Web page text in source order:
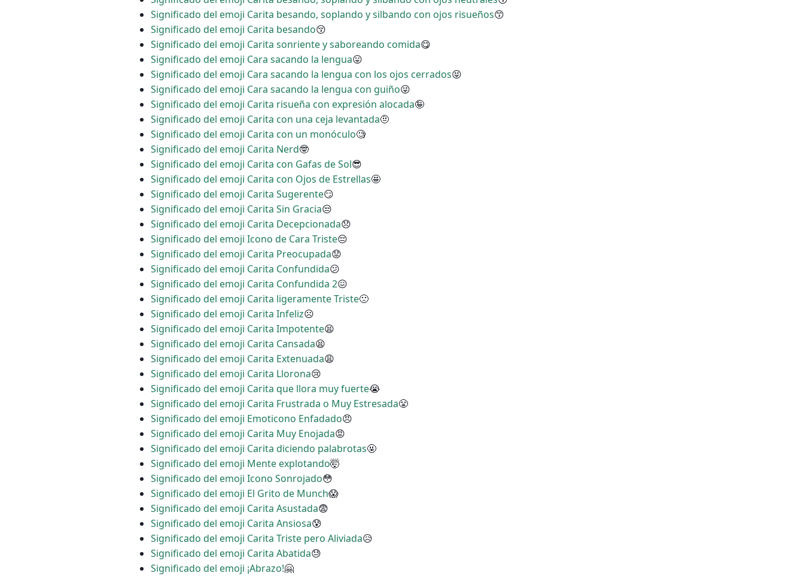
Significado del emoji Carita besando, soplando y silbando con ojos risueños😙
Significado del emoji Carita besando😚
Significado del emoji Carita sonriente y saboreando comida😋
Significado del emoji Cara sacando la lengua😛
Significado del emoji Cara sacando la lengua con los ojos cerrados😝
Significado del emoji Cara sacando la lengua con guiño😜
Significado del emoji Carita risueña con expresión alocada🤪
Significado del emoji Carita con una ceja levantada🤨
Significado del emoji Carita con un monóculo🧐
Significado del emoji Carita Nerd🤓
Significado del emoji Carita con Gafas de Sol😎
Significado del emoji Carita con Ojos de Estrellas🤩
Significado del emoji Carita Sugerente😏
Significado del emoji Carita Sin Gracia😒
Significado del emoji Carita Decepcionada😞
Significado del emoji Icono de Cara Triste😔
Significado del emoji Carita Preocupada😟
Significado del emoji Carita Confundida😕
Significado del emoji Carita Confundida 2😖
Significado del emoji Carita ligeramente Triste🙁
Significado del emoji Carita Infeliz☹
Significado del emoji Carita Impotente😫
Significado del emoji Carita Cansada😫
Significado del emoji Carita Extenuada😩
Significado del emoji Carita Llorona😢
Significado del emoji Carita que llora muy fuerte😭
Significado del emoji Carita Frustrada o Muy Estresada😤
Significado del emoji Emoticono Enfadado😠
Significado del emoji Carita Muy Enojada😡
Significado del emoji Carita diciendo palabrotas🤬
Significado del emoji Mente explotando🤯
Significado del emoji Icono Sonrojado😳
Significado del emoji El Grito de Munch😱
Significado del emoji Carita Asustada😨
Significado del emoji Carita Ansiosa😰
Significado del emoji Carita Triste pero Aliviada😥
Significado del emoji Carita Abatida😓
Significado del emoji ¡Abrazo!🤗